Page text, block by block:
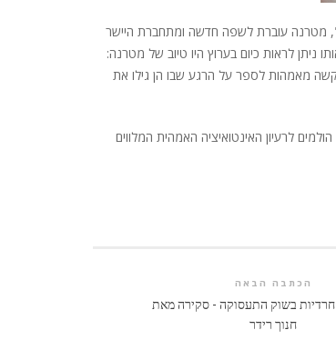
מטרנה עוברת לשפה חדשה ומתחברת היישר
לראות כיום בערוץ היו טיוב של מטרנה:
מאמהות לספר על הרגע שבו הן גילו את
לרעיון האינטואיציה האמהית המלווים
הכתבה הבאה
חרדיות בשוק התעסוקה - סקירה מאת
חנוך רידר